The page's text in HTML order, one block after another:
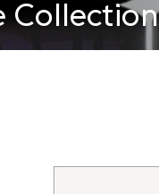
Collection